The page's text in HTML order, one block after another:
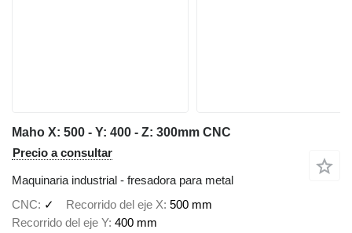
Maho X: 500 - Y: 400 - Z: 300mm CNC
Precio a consultar
Maquinaria industrial - fresadora para metal
CNC
✓ Recorrido del eje X 500 mm
Recorrido del eje Y 400 mm